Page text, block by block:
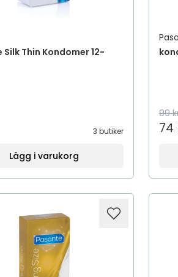
Silk Thin Kondomer 12-
3 butiker
Lägg i varukorg
99
74